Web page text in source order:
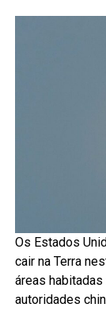
Os Estados
cair na Terra
áreas
autoridades